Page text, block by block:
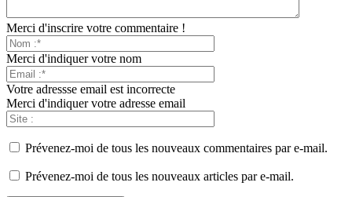
Merci d'inscrire votre commentaire !
Merci d'indiquer votre nom
Votre adressse email est incorrecte
Merci d'indiquer votre adresse email
Prévenez-moi de tous les nouveaux commentaires par e-mail.
Prévenez-moi de tous les nouveaux articles par e-mail.